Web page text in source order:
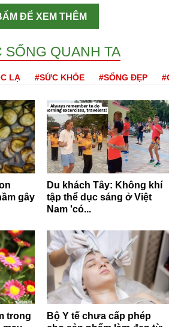
ĐỂ XEM THÊM
SỐNG QUANH TA
LẠ #SỨC KHỎE #SỐNG ĐẸP
gây
Du khách Tây: Không khí
tập thể dục sáng ở Việt
Nam 'có...
trong
Bộ Y tế chưa cấp phép